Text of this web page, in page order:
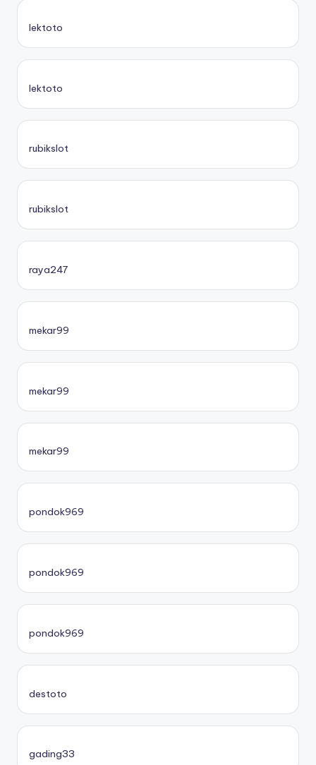
lektoto
lektoto
rubikslot
rubikslot
raya247
mekar99
mekar99
mekar99
pondok969
pondok969
pondok969
destoto
gading33